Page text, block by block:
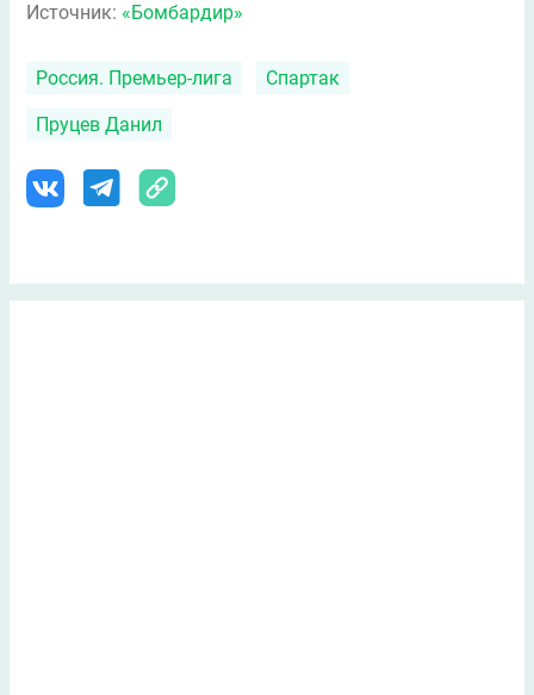
Источник: «Бомбардир»
Россия. Премьер-лига Спартак
Пруцев Данил